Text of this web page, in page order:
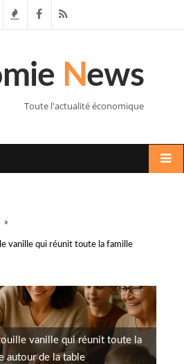
n
s
F
c
R
S
News
Toute l'actualité économique
»
vanille qui réunit toute la famille
vanille qui réunit toute la
autour de la table